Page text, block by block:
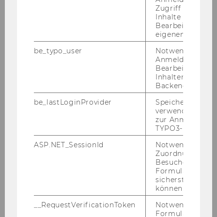
For­schungs­in­ter­essen
Über uns
Kontakt
Zugriff auf
Inhalte oder zur
Bearbeitung des
eigenen Profils.
be_typo_user
Notwendig für
Anmeldung und
Bearbeitung von
Inhalten im
Backend.
be_lastLoginProvider
Speichert die
verwendete
zur Anmeldung
TYPO3-Backend.
ASP.NET_SessionId
Notwendig, um
Zuordnung von
Besucher zu
sicherstellen zu
können.
__RequestVerificationToken
Notwendig, um